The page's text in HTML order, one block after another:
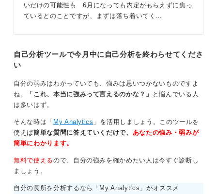
いだけの可能性も 6月になっても内定がもらえずに焦っ
ているとのことですが、まずは落ち着いてく…
自己分析ツールで今月中に自己分析を終わらせてくださ
い
自分の弱みはわかっていても、強みは思いつかないものですよ
ね。
「これ、本当に強みって言えるのかな？」
と悩んでいる人
は多いはず。
そんな時は「 My Analytics 」を活用しましょう。このツールを
使えば簡単な質問に答えていくだけで、 あなたの強み・弱みが
簡単にわかります。
無料で使えるので、自分の強みを確かめたい人は今すぐ診断し
ましょう。
自分の長所を分析するなら「My Analytics」がオススメ